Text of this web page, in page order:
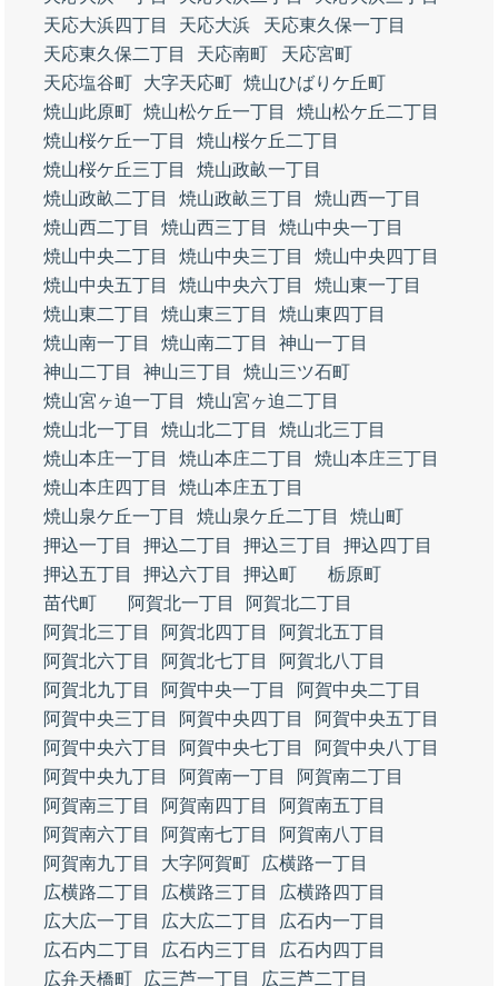
天応大浜四丁目
天応大浜
天応東久保一丁目
天応東久保二丁目
天応南町
天応宮町
天応塩谷町
大字天応町 焼山ひばりケ丘町
焼山此原町 焼山松ケ丘一丁目
焼山松ケ丘二丁目
焼山桜ケ丘一丁目
焼山桜ケ丘二丁目
焼山桜ケ丘三丁目
焼山政畝一丁目
焼山政畝二丁目
焼山政畝三丁目
焼山西一丁目
焼山西二丁目
焼山西三丁目
焼山中央一丁目
焼山中央二丁目
焼山中央三丁目
焼山中央四丁目
焼山中央五丁目
焼山中央六丁目
焼山東一丁目
焼山東二丁目
焼山東三丁目
焼山東四丁目
焼山南一丁目
焼山南二丁目
神山一丁目
神山二丁目
神山三丁目
焼山三ツ石町
焼山宮ヶ迫一丁目
焼山宮ヶ迫二丁目
焼山北一丁目
焼山北二丁目
焼山北三丁目
焼山本庄一丁目
焼山本庄二丁目
焼山本庄三丁目
焼山本庄四丁目
焼山本庄五丁目
焼山泉ケ丘一丁目
焼山泉ケ丘二丁目
焼山町
押込一丁目
押込二丁目 押込三丁目
押込四丁目
押込五丁目
押込六丁目 押込町
栃原町
苗代町
阿賀北一丁目
阿賀北二丁目
阿賀北三丁目
阿賀北四丁目
阿賀北五丁目
阿賀北六丁目
阿賀北七丁目
阿賀北八丁目
阿賀北九丁目
阿賀中央一丁目
阿賀中央二丁目
阿賀中央三丁目
阿賀中央四丁目
阿賀中央五丁目
阿賀中央六丁目
阿賀中央七丁目
阿賀中央八丁目
阿賀中央九丁目
阿賀南一丁目
阿賀南二丁目
阿賀南三丁目
阿賀南四丁目
阿賀南五丁目
阿賀南六丁目
阿賀南七丁目
阿賀南八丁目
阿賀南九丁目
大字阿賀町
広横路一丁目
広横路二丁目
広横路三丁目
広横路四丁目
広大広一丁目
広大広二丁目
広石内一丁目
広石内二丁目
広石内三丁目
広石内四丁目
広弁天橋町
広三芦一丁目 広三芦二丁目